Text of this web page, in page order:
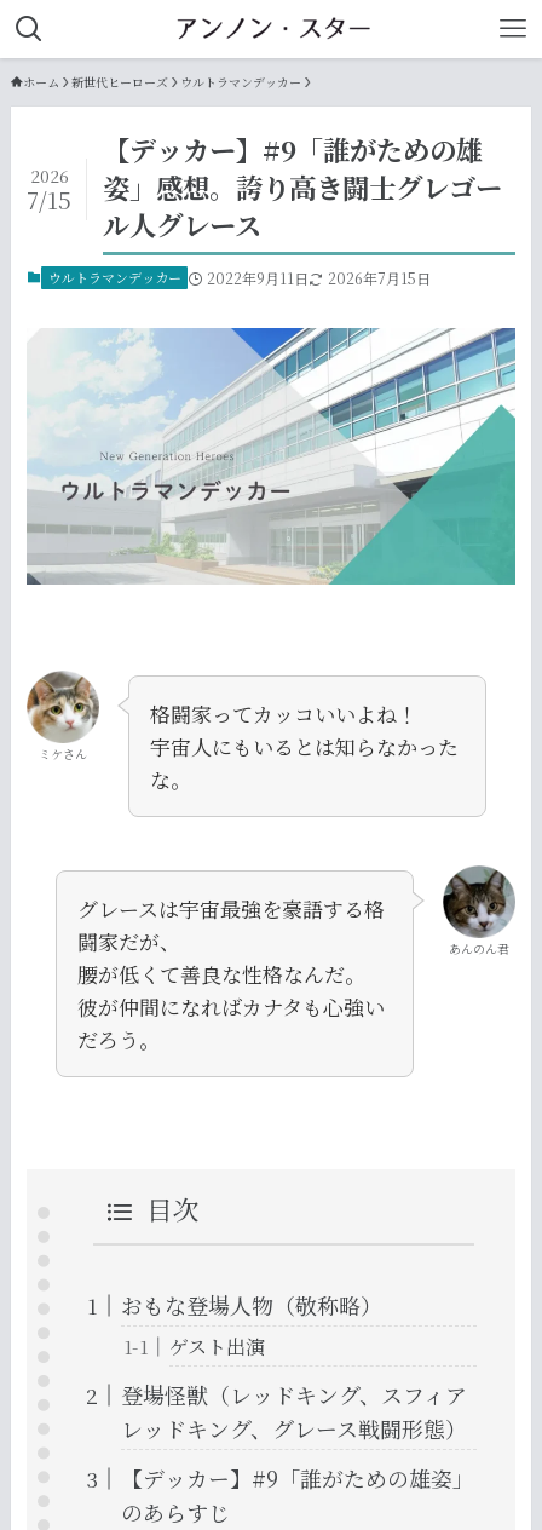
ホーム 新世代ヒーローズ ウルトラマンデッカー
【デッカー】#9「誰がための雄
姿」感想。誇り高き闘士グレゴー
ル人グレース
2026
7/15
ウルトラマンデッカー 2022年9月11日 2026年7月15日
ミケさん
格闘家ってカッコいいよね！
宇宙人にもいるとは知らなかった
な。
あんのん君
グレースは宇宙最強を豪語する格
闘家だが、
腰が低くて善良な性格なんだ。
彼が仲間になればカナタも心強い
だろう。
目次
おもな登場人物（敬称略）
ゲスト出演
登場怪獣（レッドキング、スフィア
レッドキング、グレース戦闘形態）
【デッカー】#9「誰がための雄姿」
のあらすじ